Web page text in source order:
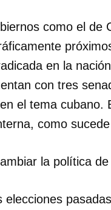
como el de
en la
con tres
el tema cubano.
como
la política
elecciones